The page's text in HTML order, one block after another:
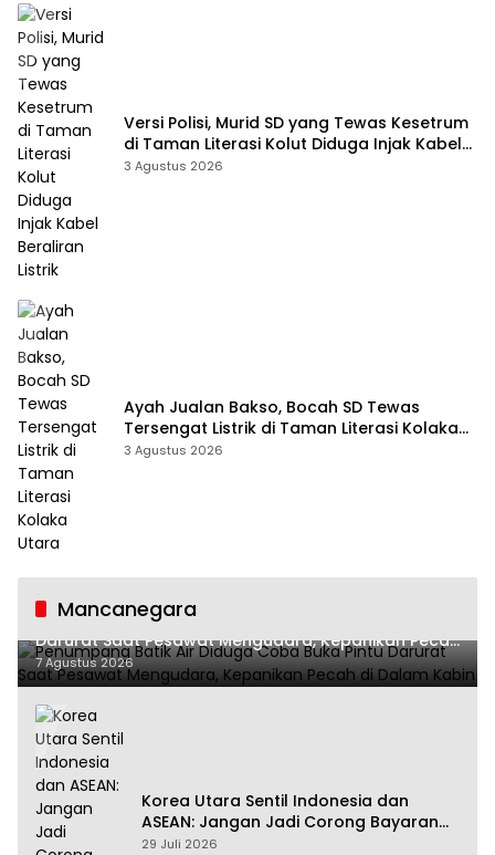
Versi Polisi, Murid SD yang Tewas Kesetrum
di Taman Literasi Kolut Diduga Injak Kabel
Beraliran Listrik
3 Agustus 2026
Ayah Jualan Bakso, Bocah SD Tewas
Tersengat Listrik di Taman Literasi Kolaka
Utara
3 Agustus 2026
Mancanegara
Penumpang Batik Air Diduga Coba Buka Pintu
Darurat Saat Pesawat Mengudara, Kepanikan Pecah
di Dalam Kabin
7 Agustus 2026
Korea Utara Sentil Indonesia dan
ASEAN: Jangan Jadi Corong Bayaran
Amerika Serikat
29 Juli 2026